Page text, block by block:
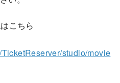
こちら
studio/movie